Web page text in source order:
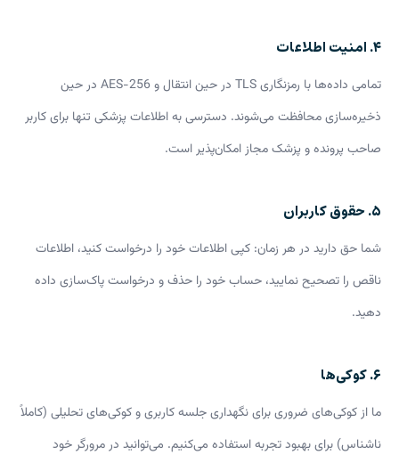
۴. امنیت اطلاعات
تمامی داده‌ها با رمزنگاری TLS در حین انتقال و AES-256 در حین
ذخیره‌سازی محافظت می‌شوند. دسترسی به اطلاعات پزشکی تنها برای کاربر
صاحب پرونده و پزشک مجاز امکان‌پذیر است.
۵. حقوق کاربران
شما حق دارید در هر زمان: کپی اطلاعات خود را درخواست کنید، اطلاعات
ناقص را تصحیح نمایید، حساب خود را حذف و درخواست پاک‌سازی داده
دهید.
۶. کوکی‌ها
ما از کوکی‌های ضروری برای نگهداری جلسه کاربری و کوکی‌های تحلیلی (کاملاً
ناشناس) برای بهبود تجربه استفاده می‌کنیم. می‌توانید در مرورگر خود